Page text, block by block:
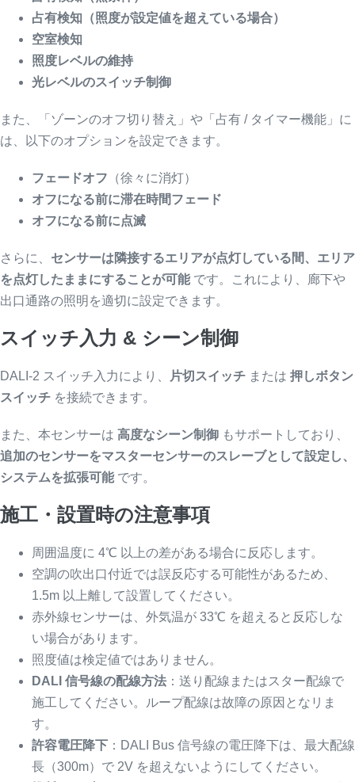
占有検知（照度が設定値を超えている場合）
空室検知
照度レベルの維持
光レベルのスイッチ制御
また、「ゾーンのオフ切り替え」や「占有 / タイマー機能」に
は、以下のオプションを設定できます。
フェードオフ （徐々に消灯）
オフになる前に滞在時間フェード
オフになる前に点滅
さらに、 センサーは隣接するエリアが点灯している間、エリア
を点灯したままにすることが可能です。これにより、廊下や
出口通路の照明を適切に設定できます。
スイッチ入力 & シーン制御
DALI-2 スイッチ入力により、 片切スイッチ または 押しボタン
スイッチ を接続できます。
また、本センサーは 高度なシーン制御 もサポートしており、
追加のセンサーをマスターセンサーのスレーブとして設定し、
システムを拡張可能です。
施工・設置時の注意事項
周囲温度に 4℃ 以上の差がある場合に反応します。
空調の吹出口付近では誤反応する可能性があるため、
1.5m 以上離して設置してください。
赤外線センサーは、外気温が 33℃ を超えると反応しな
い場合があります。
照度値は検定値ではありません。
DALI 信号線の配線方法 ：送り配線またはスター配線で
施工してください。ループ配線は故障の原因となリま
す。
許容電圧降下 ：DALI Bus 信号線の電圧降下は、最大配線
長（300m）で 2V を超えないようにしてください。